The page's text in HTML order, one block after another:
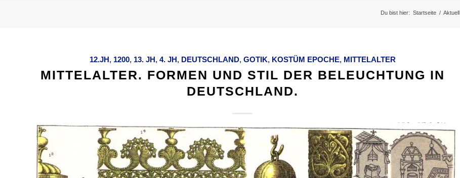
Du bist hier: Startseite / Aktuell
12.JH, 1200, 13. JH, 4. JH, DEUTSCHLAND, GOTIK, KOSTÜM EPOCHE, MITTELALTER
MITTELALTER. FORMEN UND STIL DER BELEUCHTUNG IN
DEUTSCHLAND.